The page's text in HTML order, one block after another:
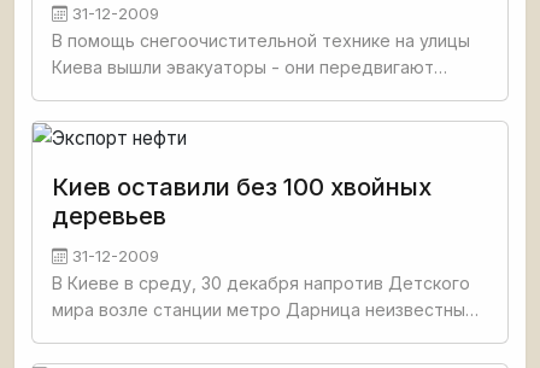
31-12-2009
В помощь снегоочистительной технике на улицы
Киева вышли эвакуаторы - они передвигают
автодороги. Соответствующее поручение дал
и.о. главы Киевской городской
Киев оставили без 100 хвойных
деревьев
31-12-2009
В Киеве в среду, 30 декабря напротив Детского
мира возле станции метро Дарница неизвестные
своем сегодняшнем номере Газета по-киевски. По